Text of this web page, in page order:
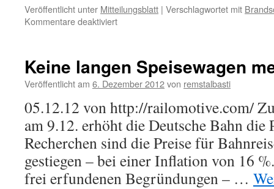
Veröffentlicht unter Mitteilungsblatt | Verschlagwortet mit
Kommentare deaktiviertfür
Verkehrsexperten
Peter
am
15.5.
Keine langen Speisewagen
Veröffentlicht am 6. Dezember 2012von remstalbasti
05.12.12 von http://railomotive.com/
am 9.12. erhöht die Deutsche Bahn die
Recherchen sind die Preise für
gestiegen – bei einer Inflation von 16
frei erfundenen Begründungen – …